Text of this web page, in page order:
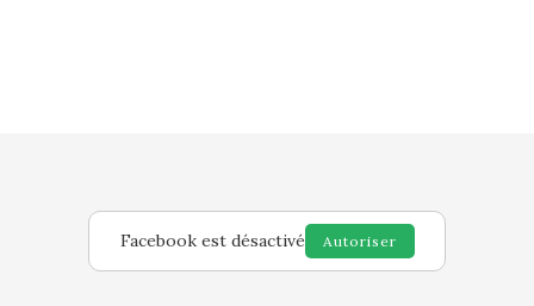
Facebook est désactivé Autoriser